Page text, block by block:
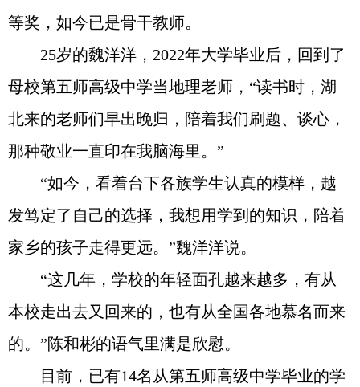
等奖，如今已是骨干教师。
25岁的魏洋洋，2022年大学毕业后，回到了
母校第五师高级中学当地理老师，“读书时，湖
北来的老师们早出晚归，陪着我们刷题、谈心，
那种敬业一直印在我脑海里。”
“如今，看着台下各族学生认真的模样，越
发笃定了自己的选择，我想用学到的知识，陪着
家乡的孩子走得更远。”魏洋洋说。
“这几年，学校的年轻面孔越来越多，有从
本校走出去又回来的，也有从全国各地慕名而来
的。”陈和彬的语气里满是欣慰。
目前，已有14名从第五师高级中学毕业的学